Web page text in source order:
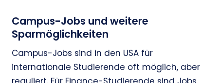
Campus-Jobs und weitere
Sparmöglichkeiten
Campus-Jobs sind in den USA für
internationale Studierende oft möglich, aber